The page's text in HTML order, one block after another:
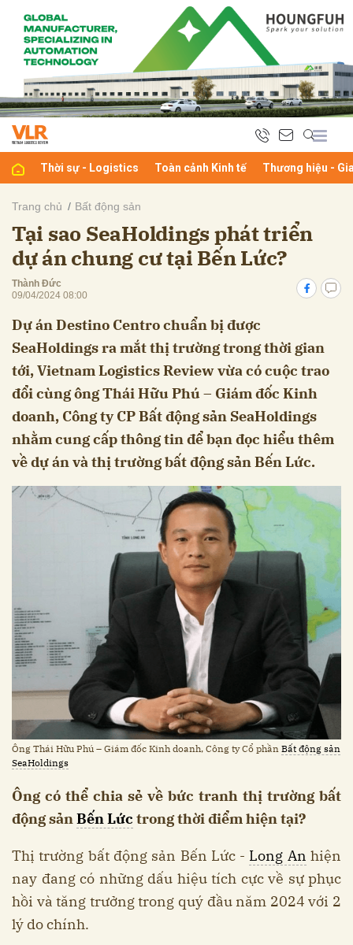
Thời sự - Logistics Toàn cảnh Kinh tế Thương hiệu -
Trang chủ Bất động sản
Tại sao SeaHoldings phát triển
dự án chung cư tại Bến Lức?
Thành Đức
09/04/2024 08:00
Dự án Destino Centro chuẩn bị được
SeaHoldings ra mắt thị trường trong thời gian
tới, Vietnam Logistics Review vừa có cuộc trao
đổi cùng ông Thái Hữu Phú – Giám đốc Kinh
doanh, Công ty CP Bất động sản SeaHoldings
nhằm cung cấp thông tin để bạn đọc hiểu thêm
về dự án và thị trường bất động sản Bến Lức.
Ông Thái Hữu Phú – Giám đốc Kinh doanh, Công ty Cổ phần Bất động sản
SeaHoldings
Ông có thể chia sẻ về bức tranh thị trường bất
động sảnBến Lức trong thời điểm hiện tại?
Thị trường bất động sản Bến Lức - Long An hiện
nay đang có những dấu hiệu tích cực về sự phục
hồi và tăng trưởng trong quý đầu năm 2024 với 2
lý do chính.
luận
Hủy